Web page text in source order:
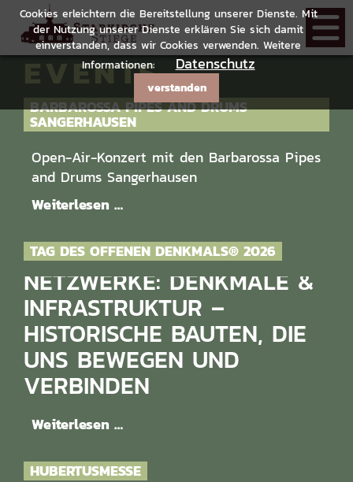
Cookies erleichtern die Bereitstellung unserer Dienste. Mit
der Nutzung unserer Dienste erklären Sie sich damit
einverstanden, dass wir Cookies verwenden. Weitere
Informationen:
Datenschutz
verstanden
EVENTS
BARBAROSSA PIPES AND DRUMS
SANGERHAUSEN
Open-Air-Konzert mit den Barbarossa Pipes
and Drums Sangerhausen
Weiterlesen …
TAG DES OFFENEN DENKMALS® 2026
NETZWERKE: DENKMALE &
INFRASTRUKTUR –
HISTORISCHE BAUTEN, DIE
UNS BEWEGEN UND
VERBINDEN
Weiterlesen …
HUBERTUSMESSE